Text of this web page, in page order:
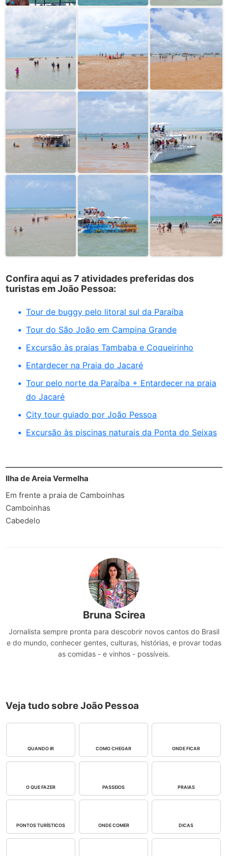
Confira aqui as 7 atividades preferidas dos
turistas em João Pessoa:
Tour de buggy pelo litoral sul da Paraíba
Tour do São João em Campina Grande
Excursão às praias Tambaba e Coqueirinho
Entardecer na Praia do Jacaré
Tour pelo norte da Paraíba + Entardecer na praia
do Jacaré
City tour guiado por João Pessoa
Excursão às piscinas naturais da Ponta do Seixas
Ilha de Areia Vermelha
Em frente a praia de Camboinhas
Camboinhas
Cabedelo
Bruna Scirea
Jornalista sempre pronta para descobrir novos cantos do Brasil
e do mundo, conhecer gentes, culturas, histórias, e provar todas
as comidas - e vinhos - possíveis.
Veja tudo sobre João Pessoa
QUANDO IR COMO CHEGAR ONDE FICAR
O QUE FAZER PASSEIOS PRAIAS
PONTOS TURÍSTICOS ONDE COMER DICAS